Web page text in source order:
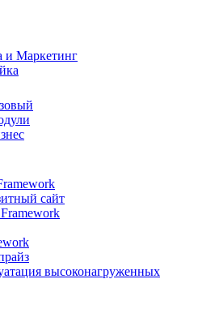
и Маркетинг
сайт
высоконагруженных